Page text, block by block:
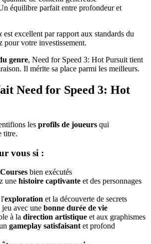
équilibre parfait entre profondeur et
est excellent par rapport aux standards du
pour votre investissement.
genre, Need for Speed 3: Hot Pursuit tient
Il mérite sa place parmi les meilleurs.
Need for Speed 3: Hot
les profils de joueurs qui
titre.
vous si :
Courses bien exécutés
une histoire captivante et des personnages
l'exploration et la découverte de secrets
avec une bonne durée de vie
à la direction artistique et aux graphismes
gameplay satisfaisant et profond